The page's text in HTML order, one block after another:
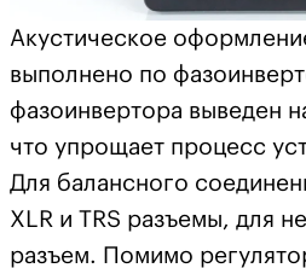
Акустическое
выполнено по
фазоинвертора выведен
что упрощает процесс
Для балансного
XLR и TRS разъемы, для
разъем. Помимо